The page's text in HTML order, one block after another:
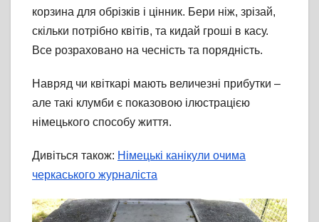
корзина для обрізків і цінник. Бери ніж, зрізай,
скільки потрібно квітів, та кидай гроші в касу.
Все розраховано на чесність та порядність.
Навряд чи квіткарі мають величезні прибутки –
але такі клумби є показовою ілюстрацією
німецького способу життя.
Дивіться також: Німецькі канікули очима
черкаського журналіста